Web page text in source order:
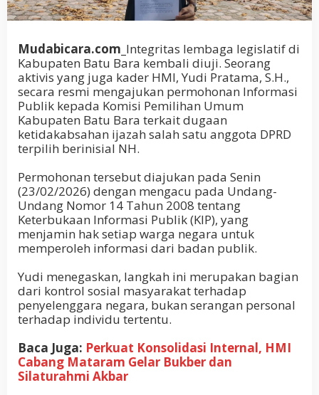
Mudabicara.com_ Integritas lembaga legislatif di
Kabupaten Batu Bara kembali diuji. Seorang
aktivis yang juga kader HMI, Yudi Pratama, S.H.,
secara resmi mengajukan permohonan Informasi
Publik kepada Komisi Pemilihan Umum
Kabupaten Batu Bara terkait dugaan
ketidakabsahan ijazah salah satu anggota DPRD
terpilih berinisial NH.
Permohonan tersebut diajukan pada Senin
(23/02/2026) dengan mengacu pada Undang-
Undang Nomor 14 Tahun 2008 tentang
Keterbukaan Informasi Publik (KIP), yang
menjamin hak setiap warga negara untuk
memperoleh informasi dari badan publik.
Yudi menegaskan, langkah ini merupakan bagian
dari kontrol sosial masyarakat terhadap
penyelenggara negara, bukan serangan personal
terhadap individu tertentu.
Baca Juga: Perkuat Konsolidasi Internal, HMI
Cabang Mataram Gelar Bukber dan
Silaturahmi Akbar